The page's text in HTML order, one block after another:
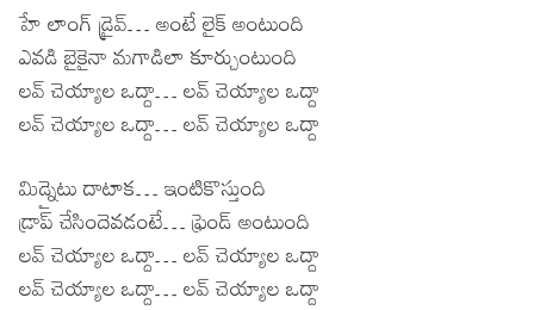
హే లాంగ్ డ్రైవ్… అంటే లైక్ అంటుంది
ఎవడి బైకైనా మగాడిలా కూర్చుంటుంది
లవ్ చెయ్యాల ఒద్దా… లవ్ చెయ్యాల ఒద్దా
లవ్ చెయ్యాల ఒద్దా… లవ్ చెయ్యాల ఒద్దా
మిడ్నైటు దాటాక… ఇంటికొస్తుంది
డ్రాప్ చేసిందెవడంటే… ఫ్రెండ్ అంటుంది
లవ్ చెయ్యాల ఒద్దా… లవ్ చెయ్యాల ఒద్దా
లవ్ చెయ్యాల ఒద్దా… లవ్ చెయ్యాల ఒద్దా